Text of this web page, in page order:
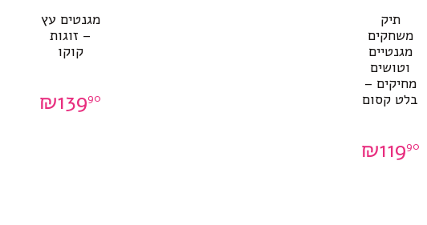
תיק
משחקים
מגנטיים
וטושים
מחיקים –
בלט קסום
₪11990
מגנטים עץ
– זוגות
קוקו
₪13990